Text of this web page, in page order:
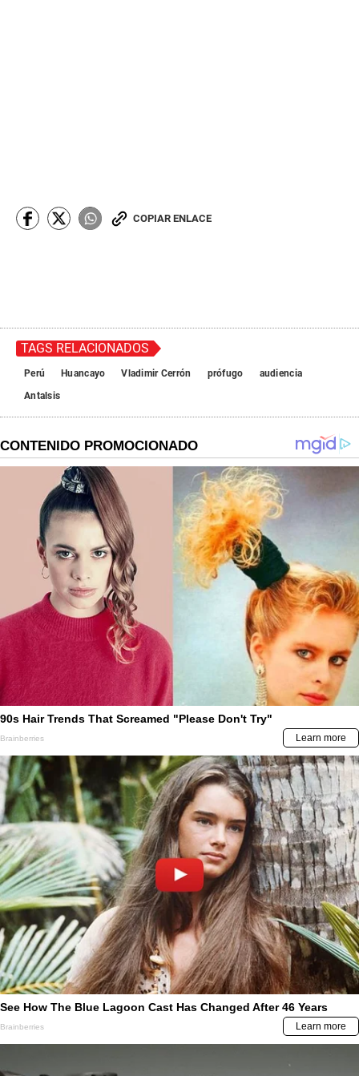
COPIAR ENLACE
TAGS RELACIONADOS
Perú Huancayo Vladimir Cerrón prófugo
audiencia
Antalsis